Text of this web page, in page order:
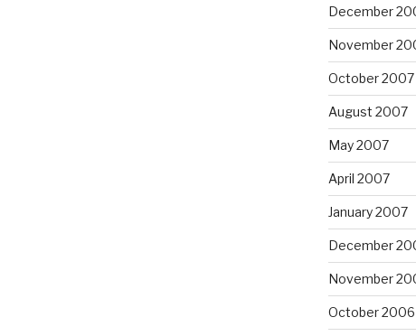
December
November
October 2007
August 2007
May 2007
April 2007
January 2007
December
November
October 2006